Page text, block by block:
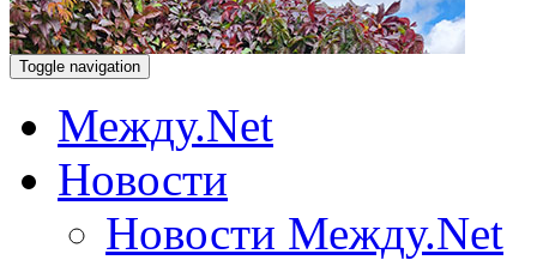
Toggle navigation
Между.Net
Новости
Новости Между.Net